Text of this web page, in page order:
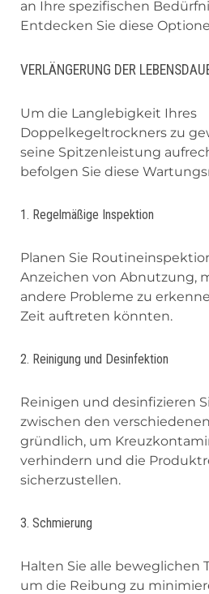
an Ihre spezifischen
Entdecken Sie diese
VERLÄNGERUNG DER
Um die Langlebigkeit Ihres
Doppelkegeltrockners zu
seine Spitzenleistung
befolgen Sie diese
1. Regelmäßige Inspektion
Planen Sie
Anzeichen von Abnutzung,
andere Probleme zu
Zeit auftreten könnten.
2. Reinigung und Desinfektion
Reinigen und desinfizieren
zwischen den
gründlich, um
verhindern und die
sicherzustellen.
3. Schmierung
Halten Sie alle beweglichen
um die Reibung zu